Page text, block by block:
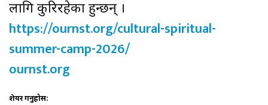
लागि कुरिरहेका हुन्छन् ।
https://ournst.org/cultural-spiritual-
summer-camp-2026/
ournst.org
शेयर गर्नुहोस: